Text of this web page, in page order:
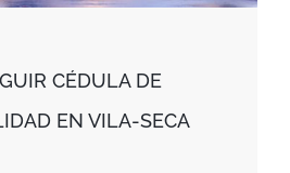
CÉDULA DE
EN VILA-SECA